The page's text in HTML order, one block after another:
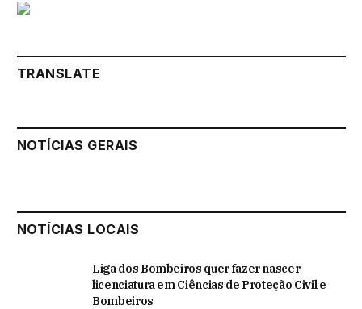
TRANSLATE
NOTÍCIAS GERAIS
NOTÍCIAS LOCAIS
Liga dos Bombeiros quer fazer nascer
licenciatura em Ciências de Proteção Civil e
Bombeiros